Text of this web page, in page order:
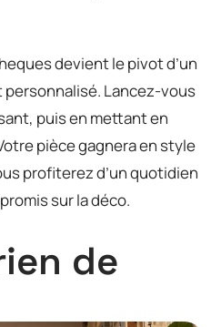
devient le pivot d’un
Lancez-vous
puis en mettant en
pièce gagnera en style
profiterez d’un quotidien
sur la déco.
de